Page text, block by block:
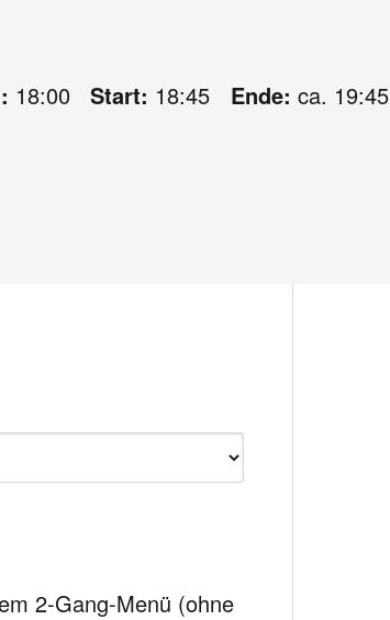
18:00 Start: 18:45 Ende: ca. 19:45
2-Gang-Menü (ohne